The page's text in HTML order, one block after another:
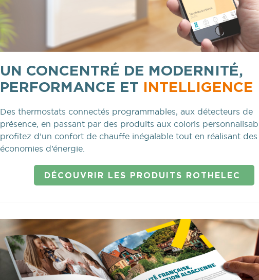
UN CONCENTRÉ DE MODERNITÉ,
PERFORMANCE ET INTELLIGENCE
Des thermostats connectés programmables, aux détecteurs de
présence, en passant par des produits aux coloris
profitez d’un confort de chauffe inégalable tout en réalisant des
économies d’énergie.
DÉCOUVRIR LES PRODUITS ROTHELEC